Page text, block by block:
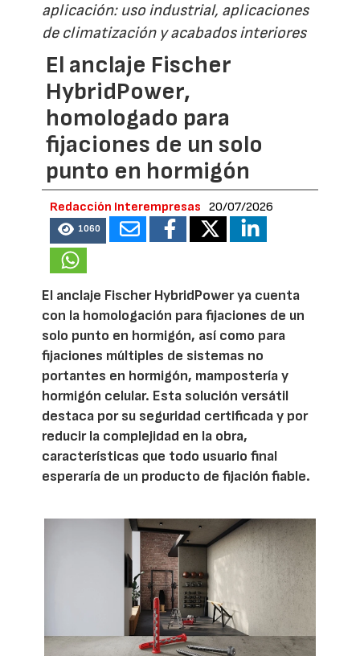
aplicación: uso industrial, aplicaciones
de climatización y acabados interiores
El anclaje Fischer
HybridPower,
homologado para
fijaciones de un solo
punto en hormigón
Redacción Interempresas 20/07/2026
1060
El anclaje Fischer HybridPower ya cuenta
con la homologación para fijaciones de un
solo punto en hormigón, así como para
fijaciones múltiples de sistemas no
portantes en hormigón, mampostería y
hormigón celular. Esta solución versátil
destaca por su seguridad certificada y por
reducir la complejidad en la obra,
características que todo usuario final
esperaría de un producto de fijación fiable.